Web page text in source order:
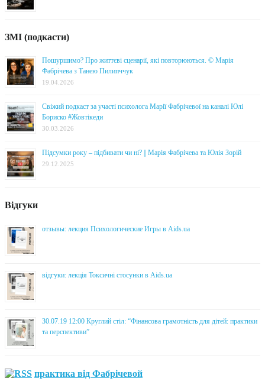
ЗМІ (подкасти)
Пошуршимо? Про життєві сценарії, які повторюються. © Марія
Фабрічева з Танею Пилипччук
19.04.2026
Свіжий подкаст за участі психолога Марії Фабрічевої на каналі Юлі
Бориско #Жовтікеди
30.03.2026
Підсумки року – підбивати чи ні? || Марія Фабрічева та Юлія Зорій
29.12.2025
Відгуки
отзывы: лекция Психологические Игры в Aids.ua
відгуки: лекція Токсичні стосунки в Aids.ua
30.07.19 12:00 Круглий стіл: “Фінансова грамотність для дітей: практики
та перспективи”
практика від Фабрічевой